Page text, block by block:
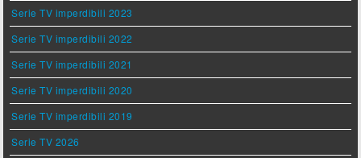
Serie TV imperdibili 2023
Serie TV imperdibili 2022
Serie TV imperdibili 2021
Serie TV imperdibili 2020
Serie TV imperdibili 2019
Serie TV 2026